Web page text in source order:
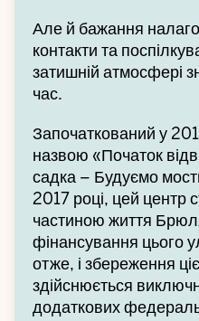
Але й бажання
контакти та
затишній атмосфері
час.
Започаткований у
назвою «Початок
садка – Будуємо
2017 році, цей центр
частиною життя
фінансування цього
отже, і збереження
здійснюється
додаткових